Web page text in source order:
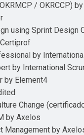
/ OKRCCP)
using Sprint Design
by
by International
by Element4
Change
by Axelos
by